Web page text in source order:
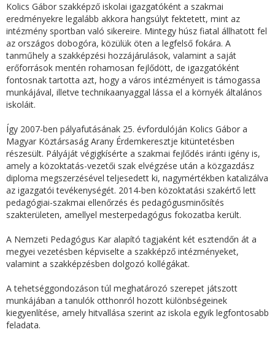
Kolics Gábor szakképző iskolai igazgatóként a szakmai
eredményekre legalább akkora hangsúlyt fektetett, mint az
intézmény sportban való sikereire. Mintegy húsz fiatal állhatott fel
az országos dobogóra, közülük öten a legfelső fokára. A
tanműhely a szakképzési hozzájárulások, valamint a saját
erőforrások mentén rohamosan fejlődött, de igazgatóként
fontosnak tartotta azt, hogy a város intézményeit is támogassa
munkájával, illetve technikaanyaggal lássa el a környék általános
iskoláit.
Így 2007-ben pályafutásának 25. évfordulóján Kolics Gábor a
Magyar Köztársaság Arany Érdemkeresztje kitüntetésben
részesült. Pályáját végigkísérte a szakmai fejlődés iránti igény is,
amely a közoktatás-vezetői szak elvégzése után a közgazdász
diploma megszerzésével teljesedett ki, nagymértékben katalizálva
az igazgatói tevékenységét. 2014-ben közoktatási szakértő lett
pedagógiai-szakmai ellenőrzés és pedagógusminősítés
szakterületen, amellyel mesterpedagógus fokozatba került.
A Nemzeti Pedagógus Kar alapító tagjaként két esztendőn át a
megyei vezetésben képviselte a szakképző intézményeket,
valamint a szakképzésben dolgozó kollégákat.
A tehetséggondozáson túl meghatározó szerepet játszott
munkájában a tanulók otthonról hozott különbségeinek
kiegyenlítése, amely hitvallása szerint az iskola egyik legfontosabb
feladata.